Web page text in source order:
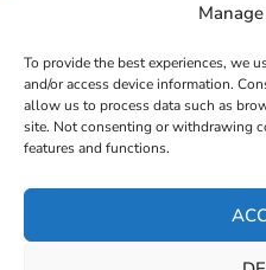
To provide the best experiences, we
and/or access device information.
allow us to process data such as
site. Not consenting or withdrawing
features and functions.
Reportage TV Com
Construction en terre-
Chantier Participatif